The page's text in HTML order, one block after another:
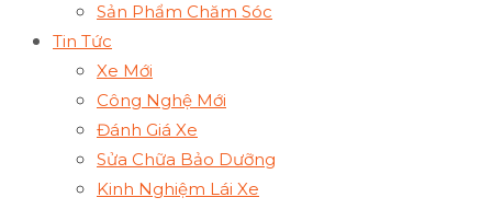
Sản Phẩm Chăm Sóc
Tin Tức
Xe Mới
Công Nghệ Mới
Đánh Giá Xe
Sửa Chữa Bảo Dưỡng
Kinh Nghiệm Lái Xe